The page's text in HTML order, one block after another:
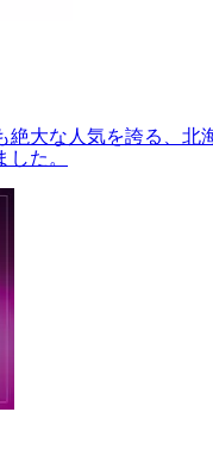
絶大な人気を誇る、北
た。